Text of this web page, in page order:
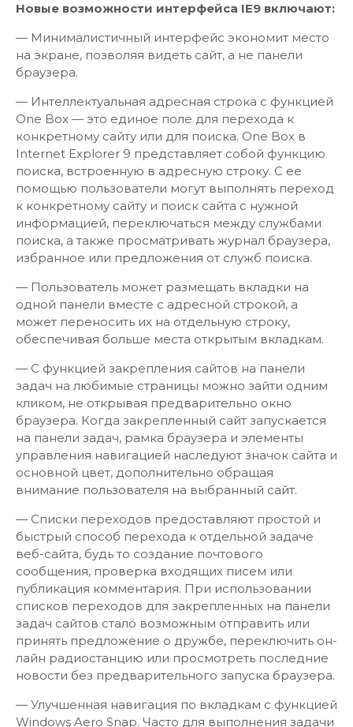
Новые возможности интерфейса IE9 включают:
— Минималистичный интерфейс экономит место
на экране, позволяя видеть сайт, а не панели
браузера.
— Интеллектуальная адресная строка с функцией
One Box — это единое поле для перехода к
конкретному сайту или для поиска. One Box в
Internet Explorer 9 представляет собой функцию
поиска, встроенную в адресную строку. C ее
помощью пользователи могут выполнять переход
к конкретному сайту и поиск сайта с нужной
информацией, переключаться между службами
поиска, а также просматривать журнал браузера,
избранное или предложения от служб поиска.
— Пользователь может размещать вкладки на
одной панели вместе с адресной строкой, а
может переносить их на отдельную строку,
обеспечивая больше места открытым вкладкам.
— С функцией закрепления сайтов на панели
задач на любимые страницы можно зайти одним
кликом, не открывая предварительно окно
браузера. Когда закрепленный сайт запускается
на панели задач, рамка браузера и элементы
управления навигацией наследуют значок сайта и
основной цвет, дополнительно обращая
внимание пользователя на выбранный сайт.
— Списки переходов предоставляют простой и
быстрый способ перехода к отдельной задаче
веб-сайта, будь то создание почтового
сообщения, проверка входящих писем или
публикация комментария. При использовании
списков переходов для закрепленных на панели
задач сайтов стало возможным отправить или
принять предложение о дружбе, переключить он-
лайн радиостанцию или просмотреть последние
новости без предварительного запуска браузера.
— Улучшенная навигация по вкладкам с функцией
Windows Aero Snap. Часто для выполнения задачи